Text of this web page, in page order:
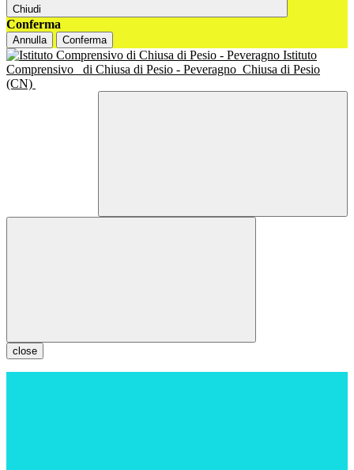
Chiudi
Conferma
Annulla Conferma
Istituto
Comprensivo
di Chiusa di Pesio - Peveragno Chiusa di Pesio
(CN)
close